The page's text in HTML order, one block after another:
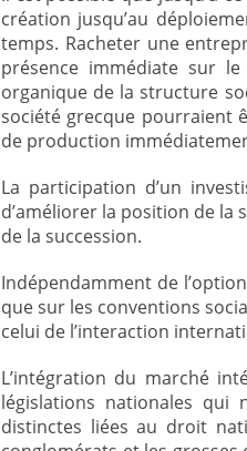
création jusqu’au
temps. Racheter une
présence immédiate sur
organique de la structure
société grecque pourraient
de production
La participation d’un
d’améliorer la position de la
de la succession.
Indépendamment de
que sur les conventions
celui de l’interaction
L’intégration du marché
législations nationales qui
distinctes liées au droit